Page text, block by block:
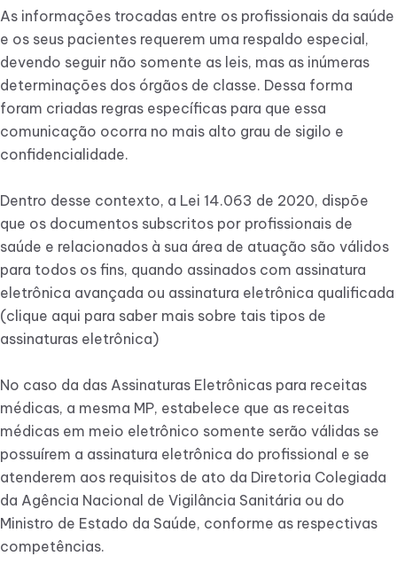
As informações trocadas entre os profissionais da saúde
e os seus pacientes requerem uma respaldo especial,
devendo seguir não somente as leis, mas as inúmeras
determinações dos órgãos de classe. Dessa forma
foram criadas regras específicas para que essa
comunicação ocorra no mais alto grau de sigilo e
confidencialidade.
Dentro desse contexto, a Lei 14.063 de 2020, dispõe
que os documentos subscritos por profissionais de
saúde e relacionados à sua área de atuação são válidos
para todos os fins, quando assinados com assinatura
eletrônica avançada ou assinatura eletrônica qualificada
(clique aqui para saber mais sobre tais tipos de
assinaturas eletrônica)
No caso da das Assinaturas Eletrônicas para receitas
médicas, a mesma MP, estabelece que as receitas
médicas em meio eletrônico somente serão válidas se
possuírem a assinatura eletrônica do profissional e se
atenderem aos requisitos de ato da Diretoria Colegiada
da Agência Nacional de Vigilância Sanitária ou do
Ministro de Estado da Saúde, conforme as respectivas
competências.